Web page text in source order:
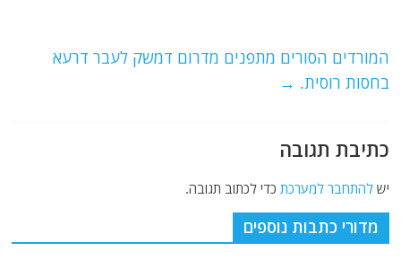
p
o
המורדים הסורים מתפנים מדרום דמשק לעבר דרעא
בחסות רוסית. →
כתיבת תגובה
ישלהתחבר למערכת כדי לכתוב תגובה.
מדורי כתבות נוספים